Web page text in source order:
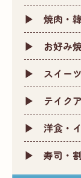
焼肉・
お好み
スイー
テイク
洋食・
寿司・